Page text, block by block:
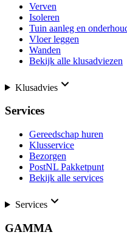
Verven
Isoleren
Tuin aanleg en
Vloer leggen
Wanden
Bekijk alle klusadviezen
Klusadvies
Services
Gereedschap huren
Klusservice
Bezorgen
PostNL Pakketpunt
Bekijk alle services
Services
GAMMA